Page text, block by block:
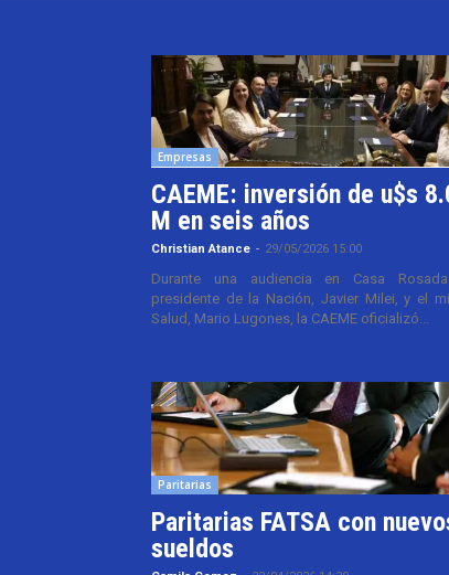
Empresas
CAEME: inversión de u$s
M en seis años
Christian Atance - 29/05/2026 15:00
Durante una audiencia en Casa
presidente de la Nación, Javier Milei, y el
Salud, Mario Lugones, la CAEME oficializó...
Paritarias
Paritarias FATSA con
sueldos